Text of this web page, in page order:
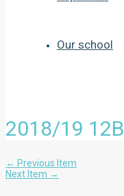
Our school
2018/19 12B
Bejegyzés
navigáció
← Previous Item
Next Item →